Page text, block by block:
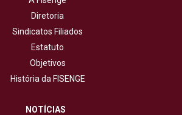
Diretoria
Sindicatos Filiados
Estatuto
Objetivos
História da FISENGE
NOTÍCIAS